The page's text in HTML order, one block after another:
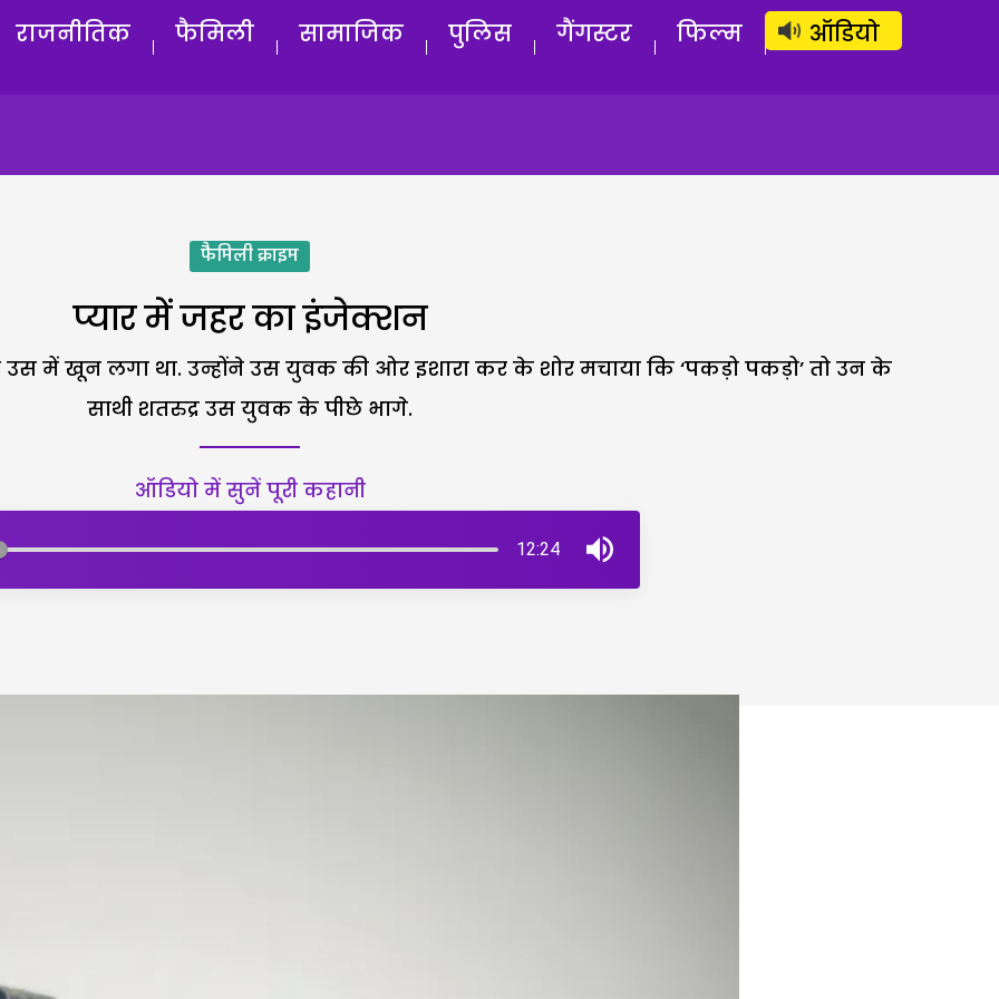
लॉग इन सब्सक्राइब करें
राजनीतिक फैमिली सामाजिक पुलिस गैंगस्टर फिल्म ऑडियो
फैमिली क्राइम
प्यार में जहर का इंजेक्शन
में खून लगा था. उन्होंने उस युवक की ओर इशारा कर के शोर मचाया कि ‘पकड़ो पकड़ो’ तो उन के
साथी शतरुद्र उस युवक के पीछे भागे.
ऑडियो में सुनें पूरी कहानी
12:24